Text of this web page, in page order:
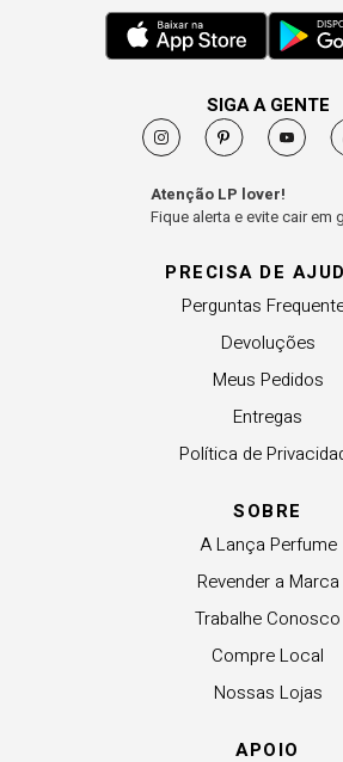
PRECISA DE
Perguntas
Devoluções
Meus Pedidos
Entregas
Política de
SOBRE
A Lança Perfume
Revender a Marca
Trabalhe Conosco
Compre Local
Nossas Lojas
APOIO
SIGA A GENTE
Atenção LP lover!
Fique alerta e evite cair em